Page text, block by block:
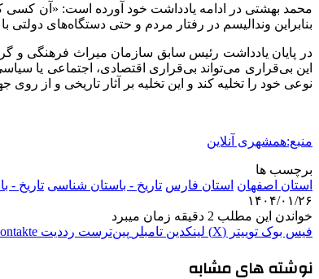
محمد بهشتی در ادامه یادداشت خود آورده است: «آن کسی
بنابراین وندالیسم در رفتار مردم و حتی دستگاه‌های دولتی
در پایان یادداشت رئیس سابق سازمان میراث فرهنگی و
این بی‌قراری می‌تواند بی‌قراری اقتصادی، اجتماعی یا
نوعی خود را تخلیه کند و این تخلیه بر آثار تاریخی و از
منبع:همشهری آنلاین
برچسب ها
استان اصفهان استان‌ فارس تاریخ - باستان‌ شناسی تاریخ -
۱۴۰۴/۰۱/۲۶
خواندن این مطلب 2 دقیقه زمان میبرد
فیس بوک توییتر (X) لینکدین ‫تامبلر ‫پین‌ترست ‫رددیت
نوشته های مشابه